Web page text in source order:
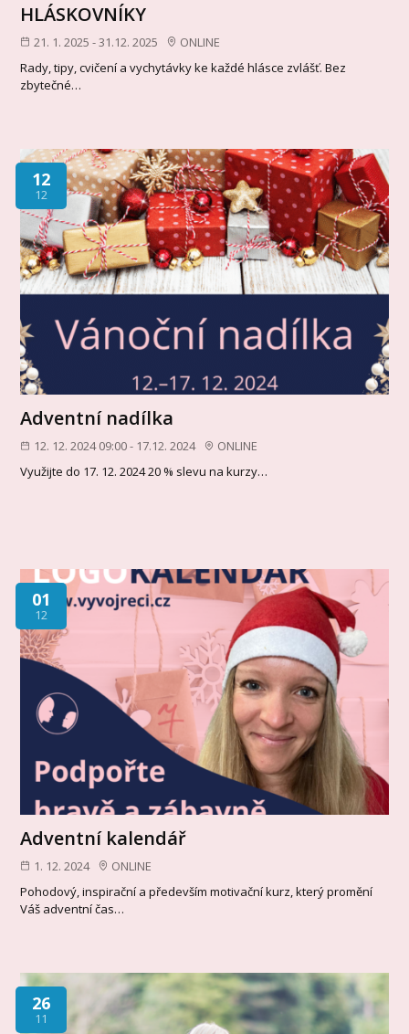
HLÁSKOVNÍKY
21. 1. 2025 - 31.12. 2025
ONLINE
Rady, tipy, cvičení a vychytávky ke každé hlásce zvlášť. Bez
zbytečné…
12
12
Adventní nadílka
12. 12. 2024 09:00 - 17.12. 2024
ONLINE
Využijte do 17. 12. 2024 20 % slevu na kurzy…
01
12
Adventní kalendář
1. 12. 2024
ONLINE
Pohodový, inspirační a především motivační kurz, který promění
Váš adventní čas…
26
11